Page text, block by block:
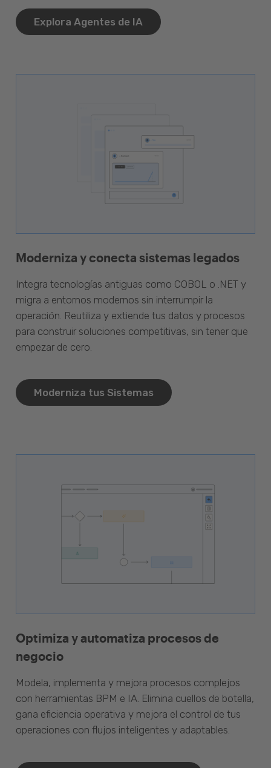
Explora Agentes de IA
Moderniza y conecta sistemas legados
Integra tecnologías antiguas como COBOL o .NET y
migra a entornos modernos sin interrumpir la
operación. Reutiliza y extiende tus datos y procesos
para construir soluciones competitivas, sin tener que
empezar de cero.
Moderniza tus Sistemas
Optimiza y automatiza procesos de
negocio
Modela, implementa y mejora procesos complejos
con herramientas BPM e IA. Elimina cuellos de botella,
gana eficiencia operativa y mejora el control de tus
operaciones con flujos inteligentes y adaptables.